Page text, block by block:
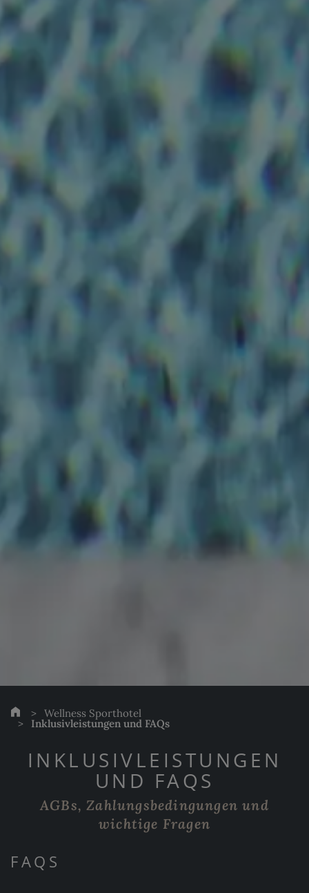
Wellness Sporthotel
Inklusivleistungen und FAQs
INKLUSIVLEISTUNGEN
UND FAQS
AGBs, Zahlungsbedingungen und
wichtige Fragen
FAQS